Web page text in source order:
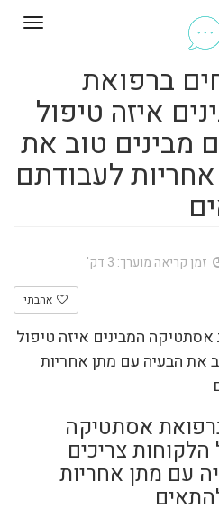
ברפואת
איזה טיפול
מבינים טוב את
לעבודתם
זמן קריאה מוערך: 3 דק'
אהבתי
המבינים איזה טיפול
את הבעיה עם מתן אחריות
אסתטיקה
הלקוחות צריכים
עם מתן אחריות